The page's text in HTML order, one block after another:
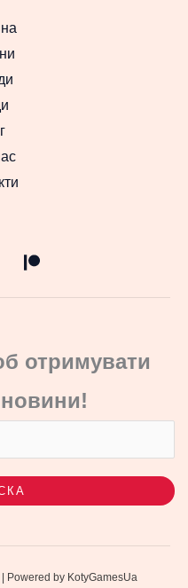
отримувати
новини!
Powered by KotyGamesUa